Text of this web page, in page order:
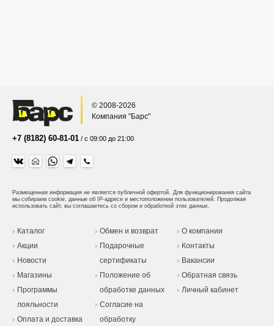
© 2008-2026
Компания "Барс"
+7 (8182) 60-81-01 / с 09:00 до 21:00
Размещенная информация не является публичной офертой. Для функционирования сайта
мы собираем cookie, данные об IP-адресе и местоположении пользователей. Продолжая
использовать сайт, вы соглашаетесь со сбором и обработкой этих данных.
Каталог
Акции
Новости
Магазины
Программы
лояльности
Оплата и доставка
Обмен и возврат
Подарочные
сертификаты
Положение об
обработке данных
Согласие на
обработку
О компании
Контакты
Вакансии
Обратная связь
Личный кабинет